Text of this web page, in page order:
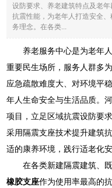
设防要求、养老建筑特点及老
抗震性能，为老年人打造安全
务理念。在各类...
养老服务中心是为老年
重要民生场所，服务人群多
应急疏散难度大、对环境平
年人生命安全与生活品质。
项目，立足区域抗震设防要
采用隔震支座技术提升建筑
适的康养环境，践行适老化安
在各类新建隔震建筑、
橡胶支座作为使用率最高的